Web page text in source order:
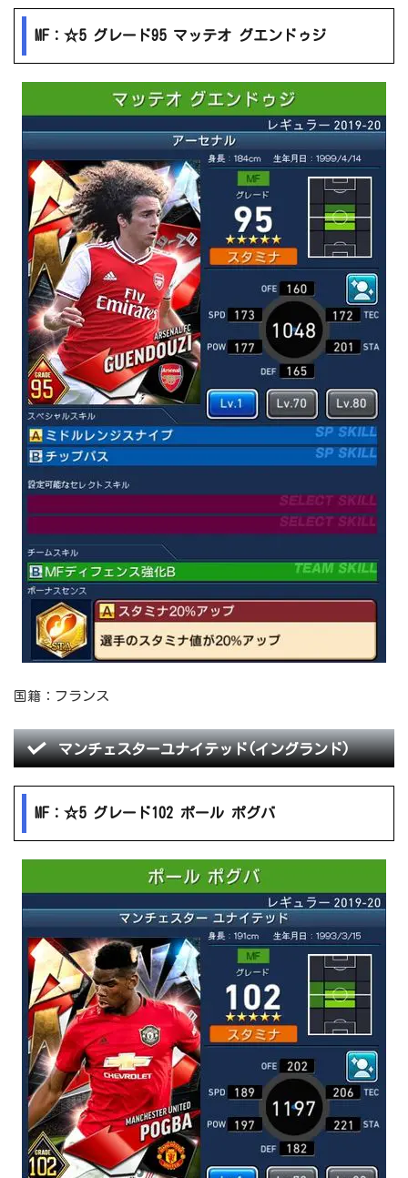
MF：☆5 グレード95 マッテオ グエンドゥジ
国籍：フランス
マンチェスターユナイテッド(イングランド)
MF：☆5 グレード102 ポール ポグバ